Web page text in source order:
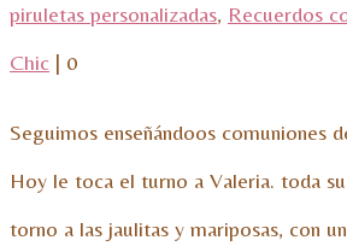
piruletas personalizadas, Recuerdos
Chic | 0
Seguimos enseñándoos comuniones
Hoy le toca el turno a Valeria. toda
torno a las jaulitas y mariposas, con